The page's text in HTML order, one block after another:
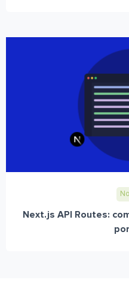
Next.js API Routes: